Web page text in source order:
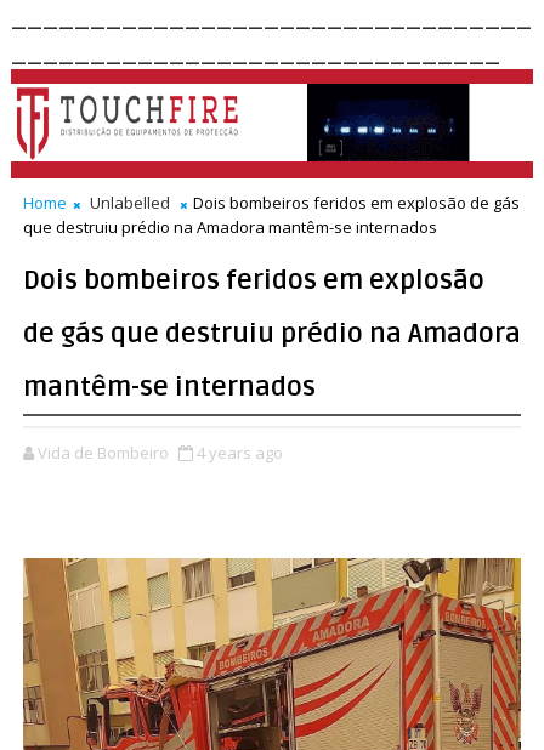
Home Unlabelled
Dois bombeiros feridos em explosão de gás
que destruiu prédio na Amadora mantêm-se internados
Dois bombeiros feridos em explosão
de gás que destruiu prédio na Amadora
mantêm-se internados
Vida de Bombeiro 4 years ago